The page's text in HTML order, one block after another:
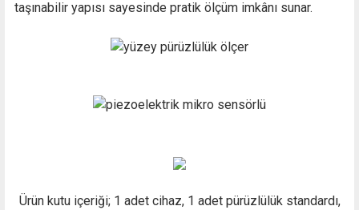
taşınabilir yapısı sayesinde pratik ölçüm imkânı sunar.
Ürün kutu içeriği; 1 adet cihaz, 1 adet pürüzlülük standardı,